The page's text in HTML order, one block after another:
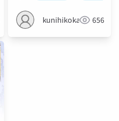
kunihikokaneko656